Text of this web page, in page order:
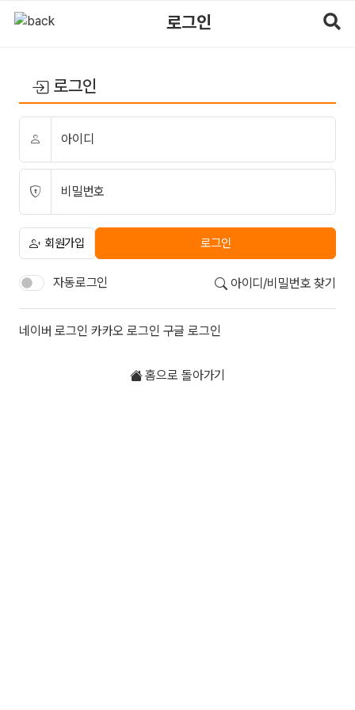
로그인
로그인
아이디
비밀번호
회원가입 로그인
자동로그인 아이디/비밀번호 찾기
소셜계정으로 로그인
네이버 로그인 카카오 로그인 구글 로그인
홈으로 돌아가기